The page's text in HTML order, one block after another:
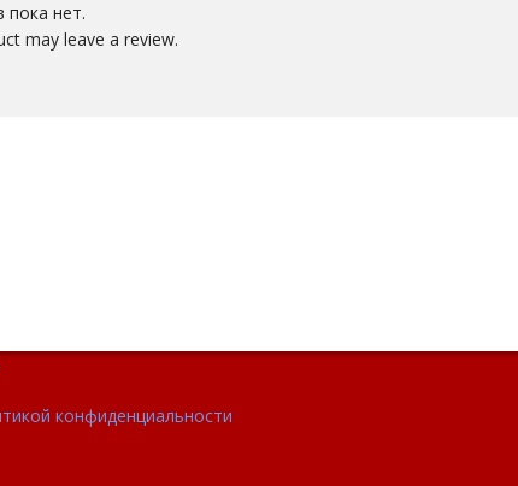
пока нет.
may leave a review.
конфиденциальности